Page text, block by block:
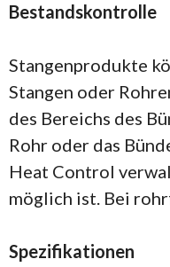
Bestandskontrolle
Stangenprodukte
Stangen oder
des Bereichs des
Rohr oder das
Heat Control
möglich ist. Bei
Spezifikationen